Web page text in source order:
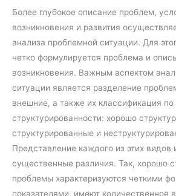
Более глубокое описание проблем,
возникновения и развития
анализа проблемной ситуации. Для
четко формулируется проблема и
возникновения. Важным аспектом
ситуации является разделение
внешние, а также их классификация по
структурированности: хорошо
структурированные и
Представление каждого из этих видов
существенные различия. Так, хорошо
проблемы характеризуются четкими
показателями, имеют количественное